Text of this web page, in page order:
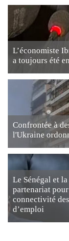
L’économiste
a toujours été
Confrontée à
l'Ukraine
Le Sénégal et
partenariat
connectivité
d’emploi